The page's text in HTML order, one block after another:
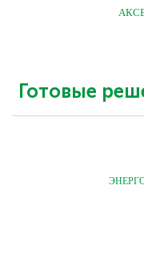
Готовые